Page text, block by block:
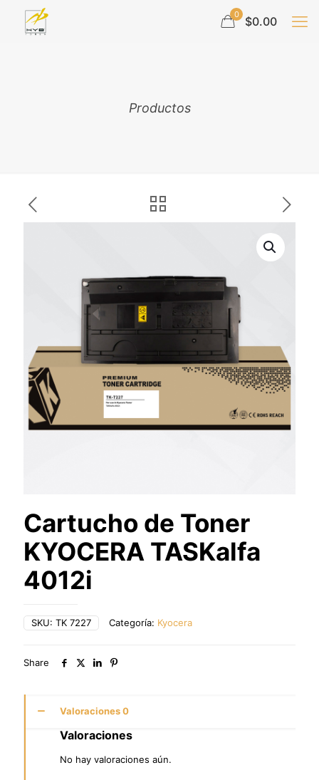
0 $0.00
Productos
Cartucho de Toner
KYOCERA TASKalfa
4012i
SKU: TK 7227 Categoría: Kyocera
Share
Valoraciones0
Valoraciones
No hay valoraciones aún.